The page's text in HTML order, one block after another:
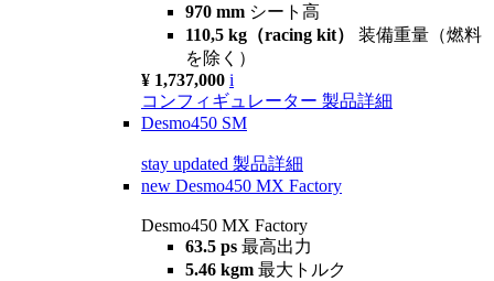
970 mm シート高
110,5 kg（racing kit） 装備重量（燃料
を除く）
¥ 1,737,000 i
コンフィギュレーター 製品詳細
Desmo450 SM
stay updated 製品詳細
new Desmo450 MX Factory
Desmo450 MX Factory
63.5 ps 最高出力
5.46 kgm 最大トルク